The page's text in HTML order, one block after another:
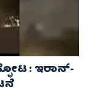
: ಇರಾನ್-